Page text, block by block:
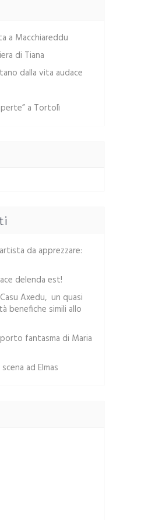
a Macchiareddu
di Tiana
dalla vita audace
a Tortolì
da apprezzare:
delenda est!
Axedu, un quasi
benefiche simili allo
fantasma di Maria
ad Elmas